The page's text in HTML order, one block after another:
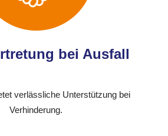
bei Ausfall
verlässliche Unterstützung bei
Verhinderung.